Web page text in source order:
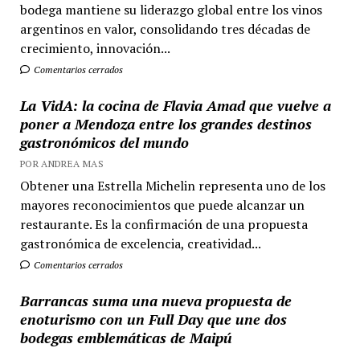
bodega mantiene su liderazgo global entre los vinos
argentinos en valor, consolidando tres décadas de
crecimiento, innovación...
Comentarios cerrados
La VidA: la cocina de Flavia Amad que vuelve a
poner a Mendoza entre los grandes destinos
gastronómicos del mundo
POR ANDREA MAS
Obtener una Estrella Michelin representa uno de los
mayores reconocimientos que puede alcanzar un
restaurante. Es la confirmación de una propuesta
gastronómica de excelencia, creatividad...
Comentarios cerrados
Barrancas suma una nueva propuesta de
enoturismo con un Full Day que une dos
bodegas emblemáticas de Maipú